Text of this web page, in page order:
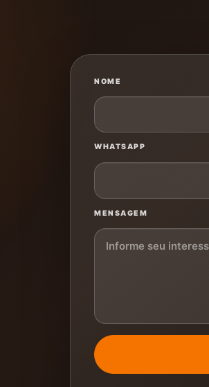
NOME
WHATSAPP
MENSAGEM